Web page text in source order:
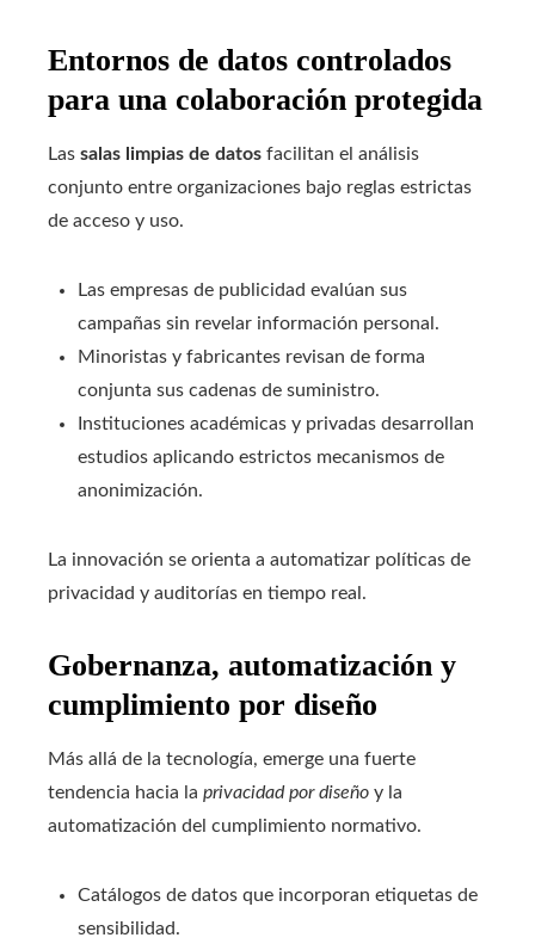
Entornos de datos controlados
para una colaboración protegida
Las salas limpias de datos facilitan el análisis
conjunto entre organizaciones bajo reglas estrictas
de acceso y uso.
Las empresas de publicidad evalúan sus
campañas sin revelar información personal.
Minoristas y fabricantes revisan de forma
conjunta sus cadenas de suministro.
Instituciones académicas y privadas desarrollan
estudios aplicando estrictos mecanismos de
anonimización.
La innovación se orienta a automatizar políticas de
privacidad y auditorías en tiempo real.
Gobernanza, automatización y
cumplimiento por diseño
Más allá de la tecnología, emerge una fuerte
tendencia hacia la privacidad por diseño y la
automatización del cumplimiento normativo.
Catálogos de datos que incorporan etiquetas de
sensibilidad.